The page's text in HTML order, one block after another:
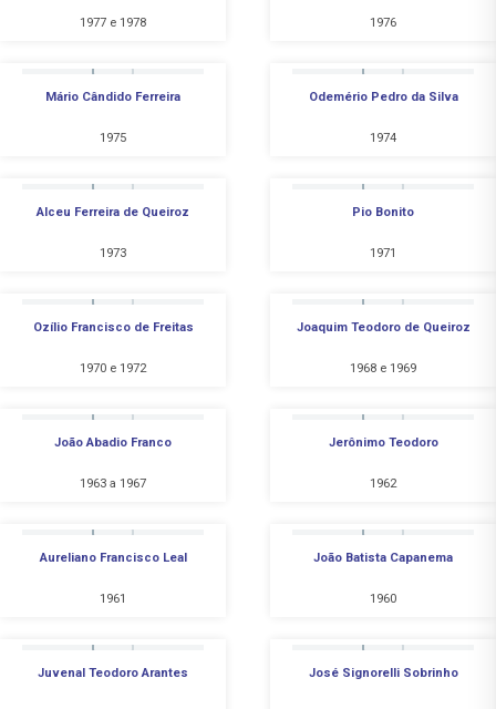
1977 e 1978 1976
Mário Cândido Ferreira
1975
Odemério Pedro da Silva
1974
Alceu Ferreira de Queiroz
1973
Pio Bonito
1971
Ozílio Francisco de Freitas
1970 e 1972
Joaquim Teodoro de Queiroz
1968 e 1969
João Abadio Franco
1963 a 1967
Jerônimo Teodoro
1962
Aureliano Francisco Leal
1961
João Batista Capanema
1960
Juvenal Teodoro Arantes José Signorelli Sobrinho